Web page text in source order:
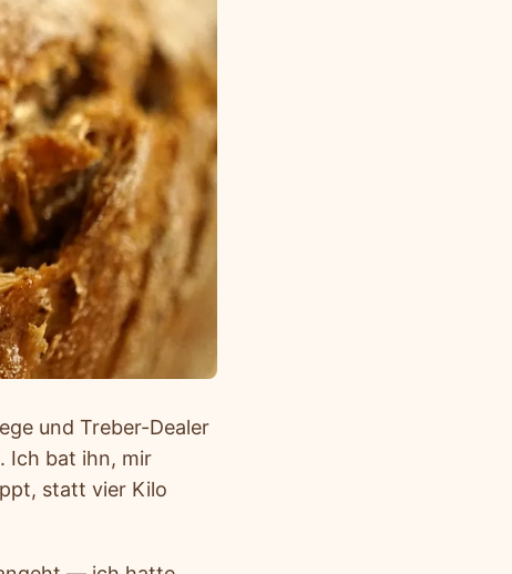
und Treber-Dealer
Ich bat ihn, mir
statt vier Kilo